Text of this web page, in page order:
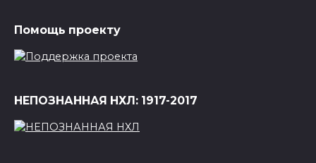
Помощь проекту
НЕПОЗНАННАЯ НХЛ: 1917-2017